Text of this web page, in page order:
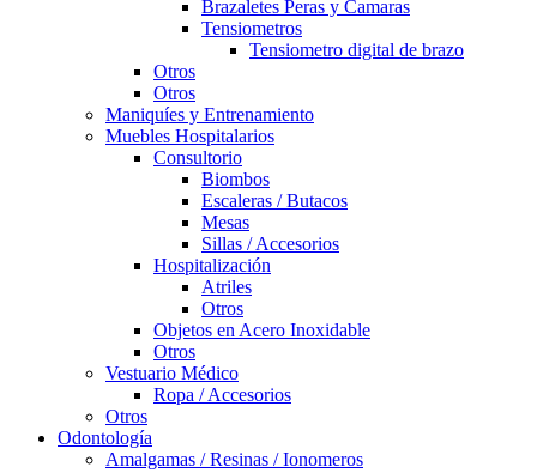
Brazaletes Peras y Camaras
Tensiometros
Tensiometro digital de brazo
Otros
Otros
Maniquíes y Entrenamiento
Muebles Hospitalarios
Consultorio
Biombos
Escaleras / Butacos
Mesas
Sillas / Accesorios
Hospitalización
Atriles
Otros
Objetos en Acero Inoxidable
Otros
Vestuario Médico
Ropa / Accesorios
Otros
Odontología
Amalgamas / Resinas / Ionomeros